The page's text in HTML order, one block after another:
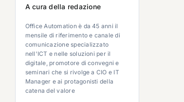
A cura della redazione
Office Automation è da 45 anni il
mensile di riferimento e canale di
comunicazione specializzato
nell'ICT e nelle soluzioni per il
digitale, promotore di convegni e
seminari che si rivolge a CIO e IT
Manager e ai protagonisti della
catena del valore